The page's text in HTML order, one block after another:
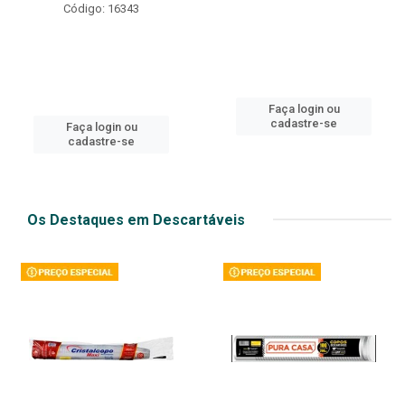
Código: 16343
Faça login ou
cadastre-se
Faça login ou
cadastre-se
Os Destaques em Descartáveis